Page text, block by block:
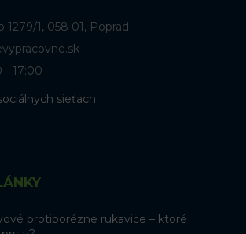
1279/1, 058 01, Poprad
- 17:00
sieťach
protiporézne rukavice – ktoré